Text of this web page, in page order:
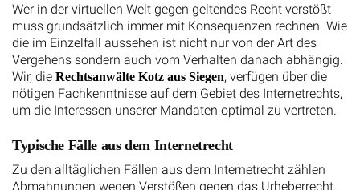
Wer in der virtuellen Welt gegen geltendes Recht verstößt
muss grundsätzlich immer mit Konsequenzen rechnen. Wie
die im Einzelfall aussehen ist nicht nur von der Art des
Vergehens sondern auch vom Verhalten danach abhängig.
Wir, die Rechtsanwälte Kotz aus Siegen, verfügen über die
nötigen Fachkenntnisse auf dem Gebiet des Internetrechts,
um die Interessen unserer Mandaten optimal zu vertreten.
Typische Fälle aus dem Internetrecht
Zu den alltäglichen Fällen aus dem Internetrecht zählen
Abmahnungen wegen Verstößen gegen das Urheberrecht.